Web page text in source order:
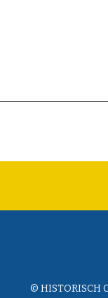
© HISTORISCH